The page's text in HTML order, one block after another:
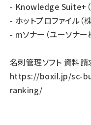
- Knowledge Suite+（
- ホットプロファイル（
- mソナー（ユーソナー
名刺管理ソフト 資料請
https://boxil.jp/sc-
ranking/